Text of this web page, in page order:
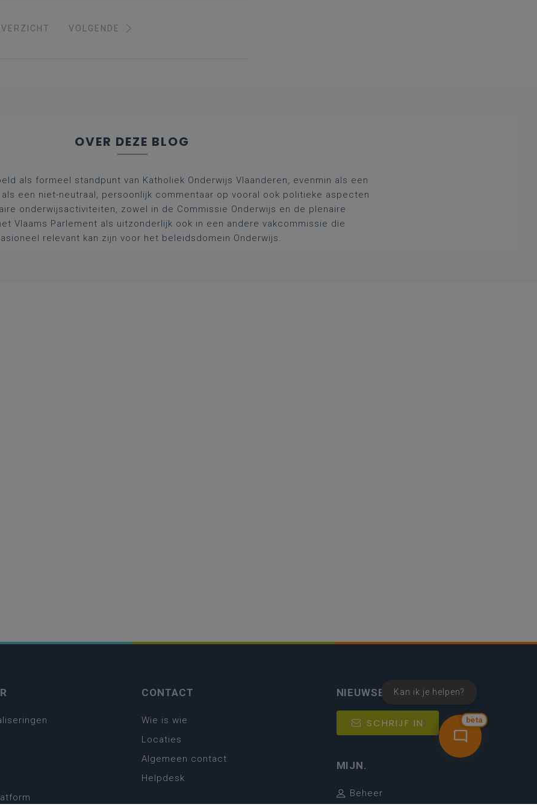
VOLGENDE
OVER DEZE BLOG
als formeel standpunt van Katholiek Onderwijs Vlaanderen, evenmin als een
een niet-neutraal, persoonlijk commentaar op vooral ook politieke aspecten
onderwijsactiviteiten, zowel in de Commissie Onderwijs en de plenaire
Vlaams Parlement als uitzonderlijk ook in een andere vakcommissie die
relevant kan zijn voor het beleidsdomein Onderwijs.
bèta
Kan ik je helpen?
CONTACT
Wie is wie
Locaties
Algemeen contact
Helpdesk
NIEUWSBRIEF
SCHRIJF IN
MIJN.
Beheer